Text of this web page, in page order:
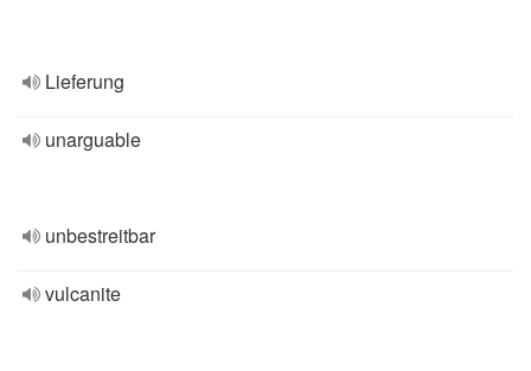
Lieferung
unarguable
unbestreitbar
vulcanite